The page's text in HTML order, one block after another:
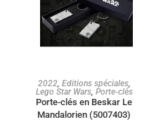
AJOUTER AU PANIER
2022, Editions spéciales,
Lego Star Wars, Porte-clés
Porte-clés en Beskar Le
Mandalorien (5007403)